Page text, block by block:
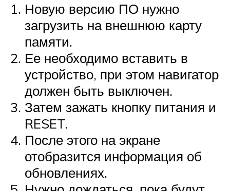
Новую версию ПО нужно
загрузить на внешнюю карту
памяти.
Ее необходимо вставить в
устройство, при этом навигатор
должен быть выключен.
Затем зажать кнопку питания и
RESET.
После этого на экране
отобразится информация об
обновлениях.